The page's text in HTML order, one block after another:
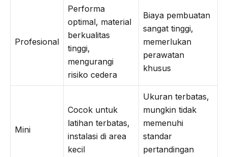
Profesional
Performa
optimal, material
berkualitas
tinggi,
mengurangi
risiko cedera
Biaya pembuatan
sangat tinggi,
memerlukan
perawatan
khusus
Mini
Cocok untuk
latihan terbatas,
instalasi di area
kecil
Ukuran terbatas,
mungkin tidak
memenuhi
standar
pertandingan